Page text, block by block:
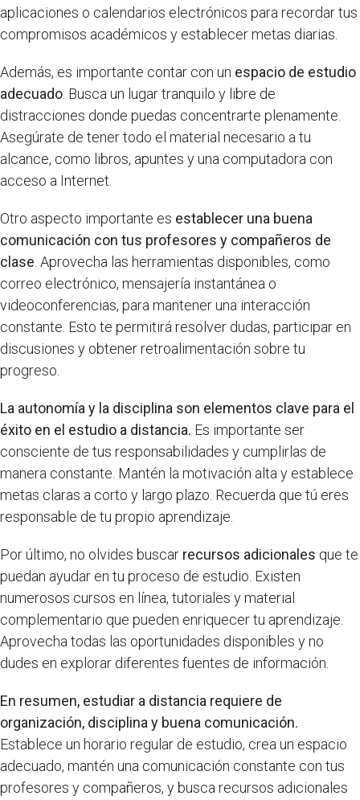
aplicaciones o calendarios electrónicos para recordar tus
compromisos académicos y establecer metas diarias.
Además, es importante contar con un espacio de estudio
adecuado . Busca un lugar tranquilo y libre de
distracciones donde puedas concentrarte plenamente.
Asegúrate de tener todo el material necesario a tu
alcance, como libros, apuntes y una computadora con
acceso a Internet.
Otro aspecto importante es establecer una buena
comunicación con tus profesores y compañeros de
clase . Aprovecha las herramientas disponibles, como
correo electrónico, mensajería instantánea o
videoconferencias, para mantener una interacción
constante. Esto te permitirá resolver dudas, participar en
discusiones y obtener retroalimentación sobre tu
progreso.
La autonomía y la disciplina son elementos clave para el
éxito en el estudio a distancia. Es importante ser
consciente de tus responsabilidades y cumplirlas de
manera constante. Mantén la motivación alta y establece
metas claras a corto y largo plazo. Recuerda que tú eres
responsable de tu propio aprendizaje.
Por último, no olvides buscar recursos adicionales que te
puedan ayudar en tu proceso de estudio. Existen
numerosos cursos en línea, tutoriales y material
complementario que pueden enriquecer tu aprendizaje.
Aprovecha todas las oportunidades disponibles y no
dudes en explorar diferentes fuentes de información.
En resumen, estudiar a distancia requiere de
organización, disciplina y buena comunicación.
Establece un horario regular de estudio, crea un espacio
adecuado, mantén una comunicación constante con tus
profesores y compañeros, y busca recursos adicionales